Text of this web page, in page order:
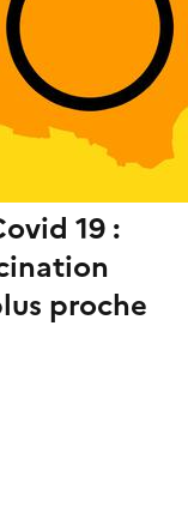
19 :
proche